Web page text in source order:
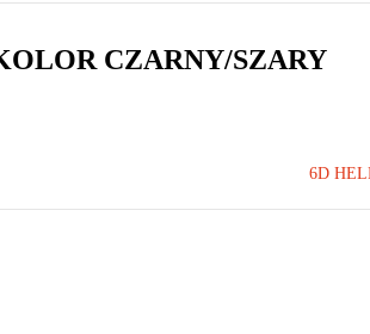
CZARNY/SZARY
6D